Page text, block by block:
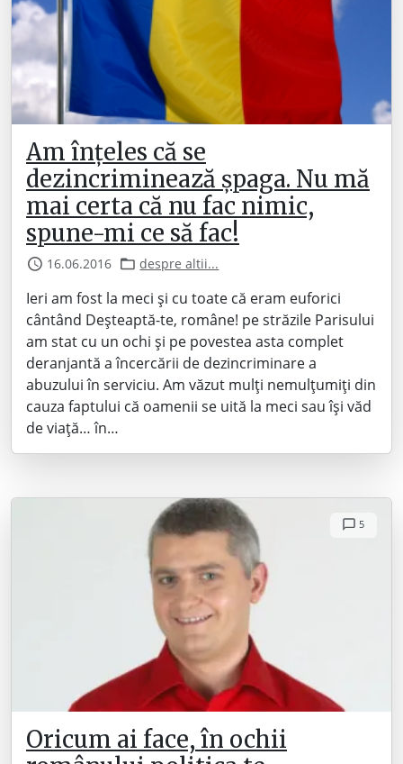
Am înțeles că se
dezincriminează șpaga. Nu mă
mai certa că nu fac nimic,
spune-mi ce să fac!
16.06.2016 despre altii...
Ieri am fost la meci și cu toate că eram euforici
cântând Deșteaptă-te, române! pe străzile Parisului
am stat cu un ochi și pe povestea asta complet
deranjantă a încercării de dezincriminare a
abuzului în serviciu. Am văzut mulți nemulțumiți din
cauza faptului că oamenii se uită la meci sau își văd
de viață… în…
5
Oricum ai face, în ochii